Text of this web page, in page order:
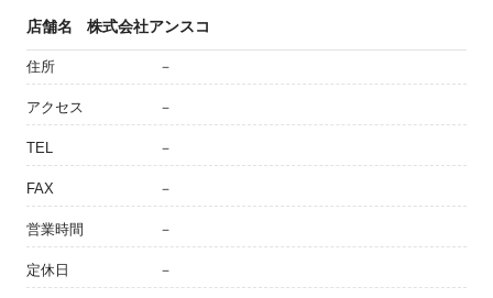
店舗名 株式会社アンスコ
住所 －
アクセス －
TEL －
FAX －
営業時間 －
定休日 －